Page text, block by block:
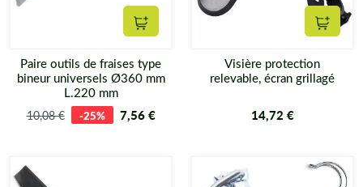
Ajouter au panier
Paire outils de fraises type
bineur universels Ø360 mm
L.220 mm
10,08 € -25% 7,56 €
Visière protection
relevable, écran grillagé
14,72 €